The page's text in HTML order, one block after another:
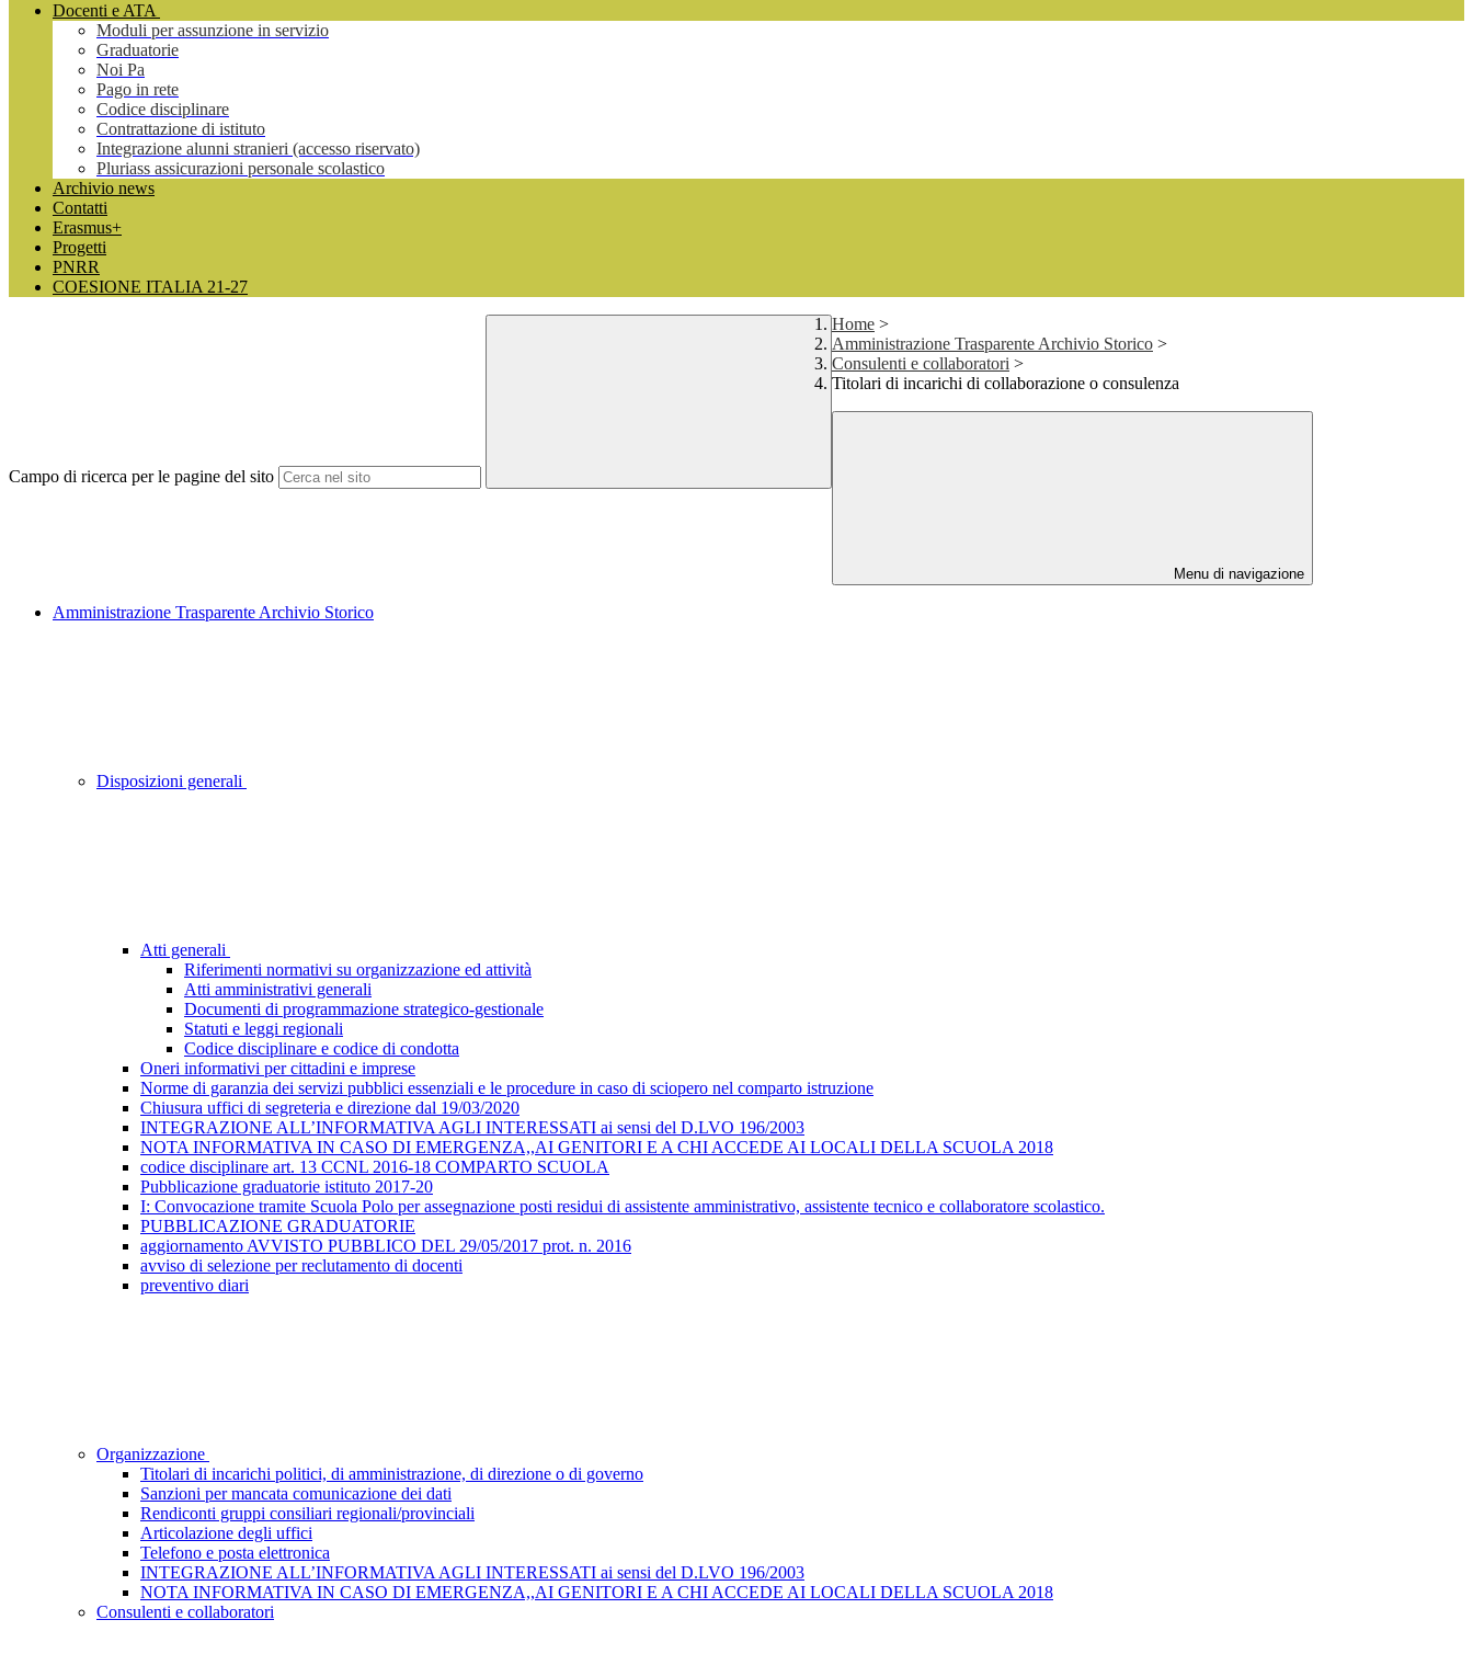
Docenti e ATA
Moduli per assunzione in servizio
Graduatorie
Noi Pa
Pago in rete
Codice disciplinare
Contrattazione di istituto
Integrazione alunni stranieri (accesso riservato)
Pluriass assicurazioni personale scolastico
Archivio news
Contatti
Erasmus+
Progetti
PNRR
COESIONE ITALIA 21-27
Campo di ricerca per le pagine del sito
Home >
Amministrazione Trasparente Archivio Storico >
Consulenti e collaboratori >
Titolari di incarichi di collaborazione o consulenza
Menu di navigazione
Amministrazione Trasparente Archivio Storico
Disposizioni generali
Atti generali
Riferimenti normativi su organizzazione ed attività
Atti amministrativi generali
Documenti di programmazione strategico-gestionale
Statuti e leggi regionali
Codice disciplinare e codice di condotta
Oneri informativi per cittadini e imprese
Norme di garanzia dei servizi pubblici essenziali e le procedure in caso di sciopero nel comparto istruzione
Chiusura uffici di segreteria e direzione dal 19/03/2020
INTEGRAZIONE ALL’INFORMATIVA AGLI INTERESSATI ai sensi del D.LVO 196/2003
NOTA INFORMATIVA IN CASO DI EMERGENZA,,AI GENITORI E A CHI ACCEDE AI LOCALI DELLA SCUOLA 2018
codice disciplinare art. 13 CCNL 2016-18 COMPARTO SCUOLA
Pubblicazione graduatorie istituto 2017-20
I: Convocazione tramite Scuola Polo per assegnazione posti residui di assistente amministrativo, assistente tecnico e collaboratore scolastico.
PUBBLICAZIONE GRADUATORIE
aggiornamento AVVISTO PUBBLICO DEL 29/05/2017 prot. n. 2016
avviso di selezione per reclutamento di docenti
preventivo diari
Organizzazione
Titolari di incarichi politici, di amministrazione, di direzione o di governo
Sanzioni per mancata comunicazione dei dati
Rendiconti gruppi consiliari regionali/provinciali
Articolazione degli uffici
Telefono e posta elettronica
INTEGRAZIONE ALL’INFORMATIVA AGLI INTERESSATI ai sensi del D.LVO 196/2003
NOTA INFORMATIVA IN CASO DI EMERGENZA,,AI GENITORI E A CHI ACCEDE AI LOCALI DELLA SCUOLA 2018
Consulenti e collaboratori